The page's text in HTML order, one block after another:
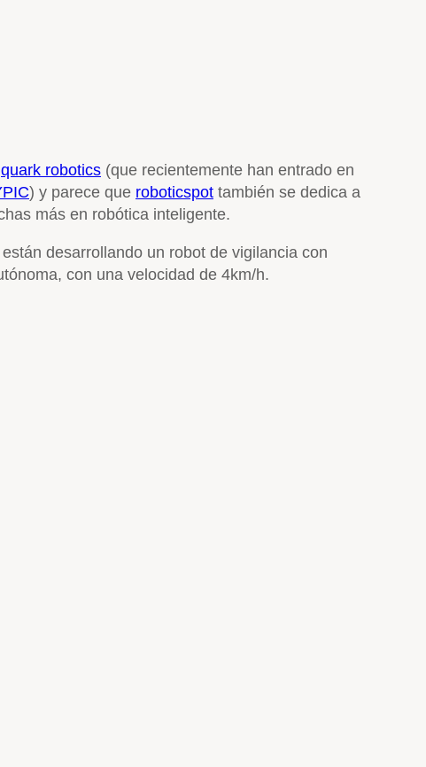
quark robotics (que recientemente han entrado en
) y parece que roboticspot también se dedica a
más en robótica inteligente.
desarrollando un robot de vigilancia con
con una velocidad de 4km/h.